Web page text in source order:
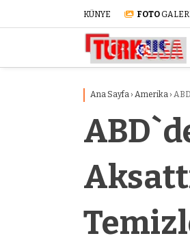
KÜNYE FOTO
Ana Sayfa › Amerika ›